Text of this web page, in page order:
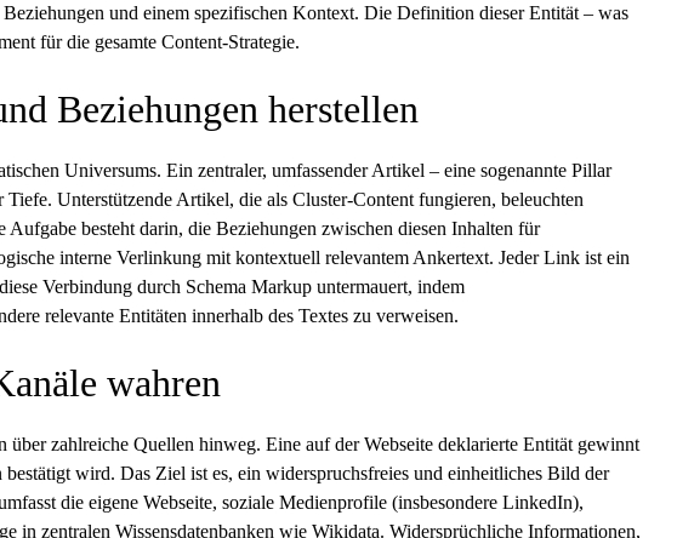
und einem spezifischen Kontext. Die Definition dieser Entität – was
für die gesamte Content-Strategie.
Beziehungen herstellen
Universums. Ein zentraler, umfassender Artikel – eine sogenannte Pillar
Unterstützende Artikel, die als Cluster-Content fungieren, beleuchten
besteht darin, die Beziehungen zwischen diesen Inhalten für
interne Verlinkung mit kontextuell relevantem Ankertext. Jeder Link ist ein
Verbindung durch Schema Markup untermauert, indem
relevante Entitäten innerhalb des Textes zu verweisen.
wahren
zahlreiche Quellen hinweg. Eine auf der Webseite deklarierte Entität gewinnt
wird. Das Ziel ist es, ein widerspruchsfreies und einheitliches Bild der
die eigene Webseite, soziale Medienprofile (insbesondere LinkedIn),
in zentralen Wissensdatenbanken wie Wikidata. Widersprüchliche Informationen,